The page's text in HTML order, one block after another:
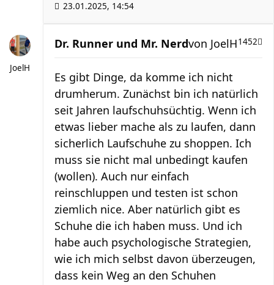
23.01.2025, 14:54
JoelH
Dr. Runner und Mr. Nerd 1452
von JoelH
Es gibt Dinge, da komme ich nicht
drumherum. Zunächst bin ich natürlich
seit Jahren laufschuhsüchtig. Wenn ich
etwas lieber mache als zu laufen, dann
sicherlich Laufschuhe zu shoppen. Ich
muss sie nicht mal unbedingt kaufen
(wollen). Auch nur einfach
reinschluppen und testen ist schon
ziemlich nice. Aber natürlich gibt es
Schuhe die ich haben muss. Und ich
habe auch psychologische Strategien,
wie ich mich selbst davon überzeugen,
dass kein Weg an den Schuhen